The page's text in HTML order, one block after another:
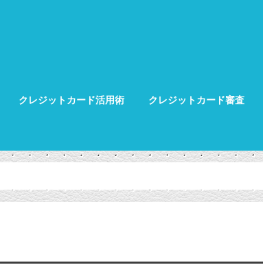
クレジットカード活用術 クレジットカード審査